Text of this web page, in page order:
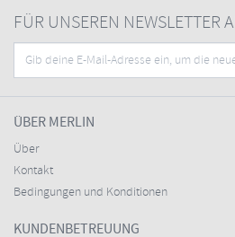
FÜR UNSEREN NEWSLETTER
ÜBER MERLIN
Über
Kontakt
Bedingungen und Konditionen
KUNDENBETREUUNG